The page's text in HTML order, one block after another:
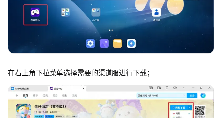
在右上角下拉菜单选择需要的渠道服进行下载；